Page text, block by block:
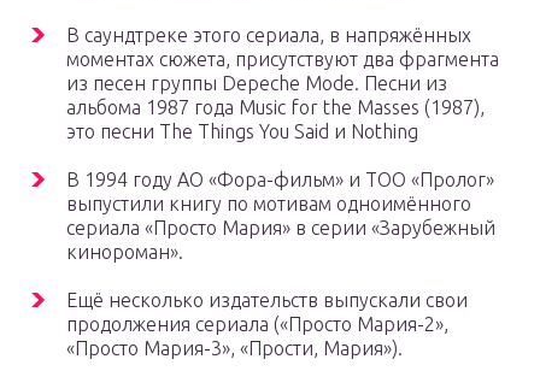
В саундтреке этого сериала, в напряжённых
моментах сюжета, присутствуют два фрагмента
из песен группы Depeche Mode. Песни из
альбома 1987 года Music for the Masses (1987),
это песни Тhe Things You Said и Nothing
В 1994 году АО «Фора-фильм» и ТОО «Пролог»
выпустили книгу по мотивам одноимённого
сериала «Просто Мария» в серии «Зарубежный
кинороман».
Ещё несколько издательств выпускали свои
продолжения сериала («Просто Мария-2»,
«Просто Мария-3», «Прости, Мария»).